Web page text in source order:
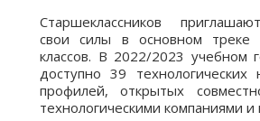
Старшеклассников
свои силы в основном
классов. В 2022/2023 учебном
доступно 39
профилей, открытых
технологическими компаниями и